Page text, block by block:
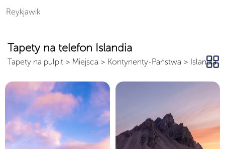
Reykjawik
Tapety na telefon Islandia
Tapety na pulpit > Miejsca > Kontynenty-Państwa > Islandia